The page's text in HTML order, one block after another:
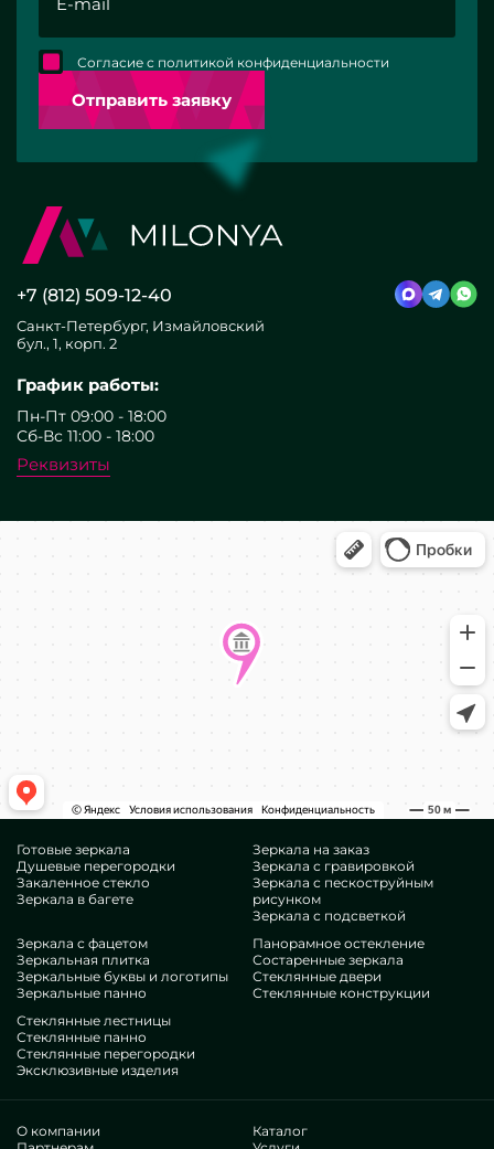
Отправить заявку
Согласие с политикой конфиденциальности
+7 (812) 509-12-40
Санкт-Петербург, Измайловский
бул., 1, корп. 2
График работы:
Пн-Пт 09:00 - 18:00
Сб-Вс 11:00 - 18:00
Реквизиты
Готовые зеркала
Душевые перегородки
Закаленное стекло
Зеркала в багете
Зеркала на заказ
Зеркала с гравировкой
Зеркала с пескоструйным
рисунком
Зеркала с подсветкой
Зеркала с фацетом
Зеркальная плитка
Зеркальные буквы и логотипы
Зеркальные панно
Панорамное остекление
Состаренные зеркала
Стеклянные двери
Стеклянные конструкции
Стеклянные лестницы
Стеклянные панно
Стеклянные перегородки
Эксклюзивные изделия
О компании
Каталог